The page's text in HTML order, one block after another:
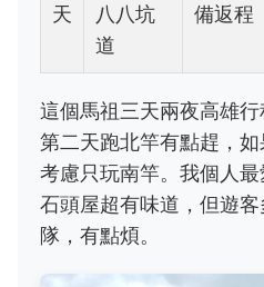
天
八八坑
道
備返程
這個馬祖三天兩夜高雄
第二天跑北竿有點趕，
考慮只玩南竿。我個人
石頭屋超有味道，但遊
隊，有點煩。